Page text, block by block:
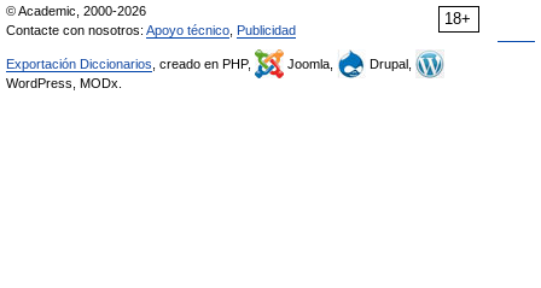
18+
© Academic, 2000-2026
Contacte con nosotros: Apoyo técnico Publicidad
Exportación Diccionarios , creado en PHP, Joomla,
Drupal,
WordPress, MODx.